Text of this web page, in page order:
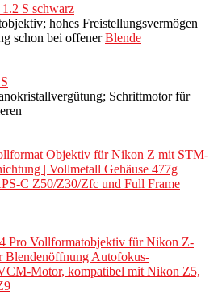
S schwarz
hohes Freistellungsvermögen
schon bei offenerBlende
Schrittmotor für
Objektiv für Nikon Z mit STM-
| Vollmetall Gehäuse 477g
C Z50/Z30/Zfc und Full Frame
Pro Vollformatobjektiv für Nikon Z-
Blendenöffnung Autofokus-
Motor, kompatibel mit Nikon Z5,